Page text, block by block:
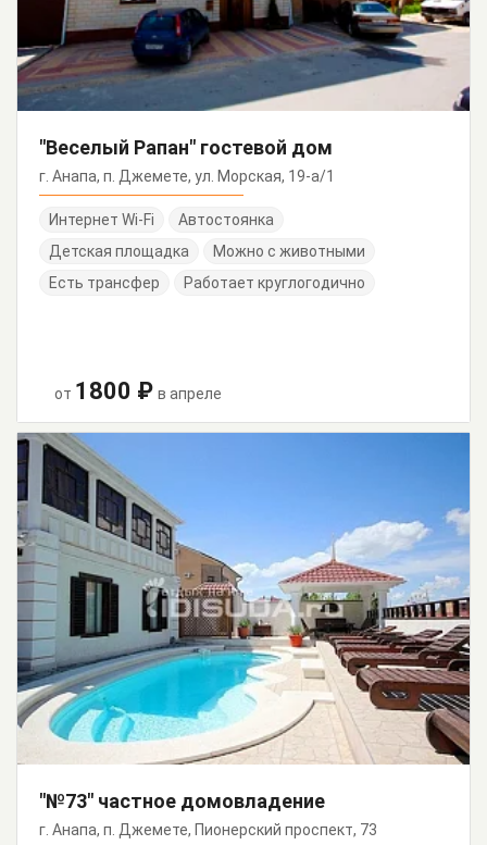
"Веселый Рапан" гостевой дом
г. Анапа, п. Джемете, ул. Морская, 19-а/1
Интернет Wi-Fi
Автостоянка
Детская площадка
Можно с животными
Есть трансфер
Работает круглогодично
от 1800 ₽ в апреле
"№73" частное домовладение
г. Анапа, п. Джемете, Пионерский проспект, 73